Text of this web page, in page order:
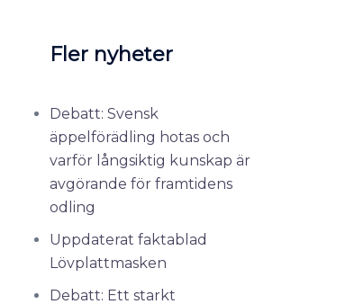
Fler nyheter
Debatt: Svensk
äppelförädling hotas och
varför långsiktig kunskap är
avgörande för framtidens
odling
Uppdaterat faktablad
Lövplattmasken
Debatt: Ett starkt